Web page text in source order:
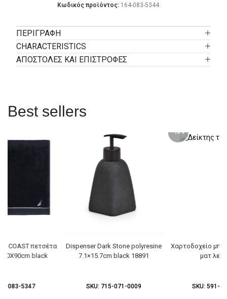
Κωδικός προϊόντος: 164-083-5344
ΠΕΡΙΓΡΑΦΉ
CHARACTERISTICS
ΑΠΟΣΤΟΛΕΣ ΚΑΙ ΕΠΙΣΤΡΟΦΕΣ
Best sellers
COAST πετσέτα
black
083-5347
Dispenser Dark Stone polyresine
7.1×15.7cm black 18891
SKU: 715-071-0009
-10%
Χαρτοδοχείο
ματ
SKU: 591-